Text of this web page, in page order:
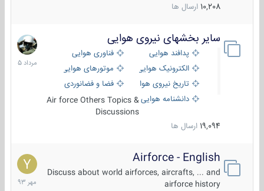
10,208 ارسال ها
سایر بخشهای نیروی هوایی
پدافند هوایی
فناوری هوایی
الکترونیک هوایی
موتورهای هوایی
تاریخ نیروی هوایی
فضا و فضانوردی
دانشنامه هواییAir force Others Topics &
Discussions
19,094 ارسال ها
2
مرداد
1405
Airforce - English
Discuss about world airforces, aircrafts, ... and
airforce history
15
مهر
1393